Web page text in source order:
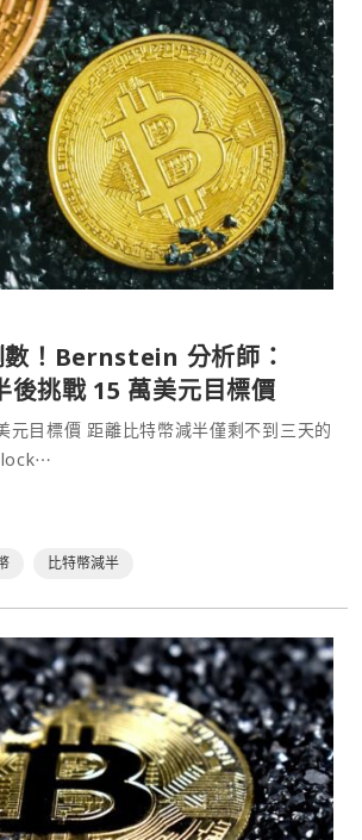
數！Bernstein 分析師：
後挑戰 15 萬美元目標價
減半僅剩不到三天的
比特幣減半